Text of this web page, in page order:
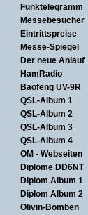
Funktelegramm
Messebesucher
Eintrittspreise
Messe-Spiegel
Der neue Anlauf
HamRadio
Baofeng UV-9R
QSL-Album 1
QSL-Album 2
QSL-Album 3
QSL-Album 4
OM - Webseiten
Diplome DD6NT
Diplom Album 1
Diplom Album 2
Olivin-Bomben